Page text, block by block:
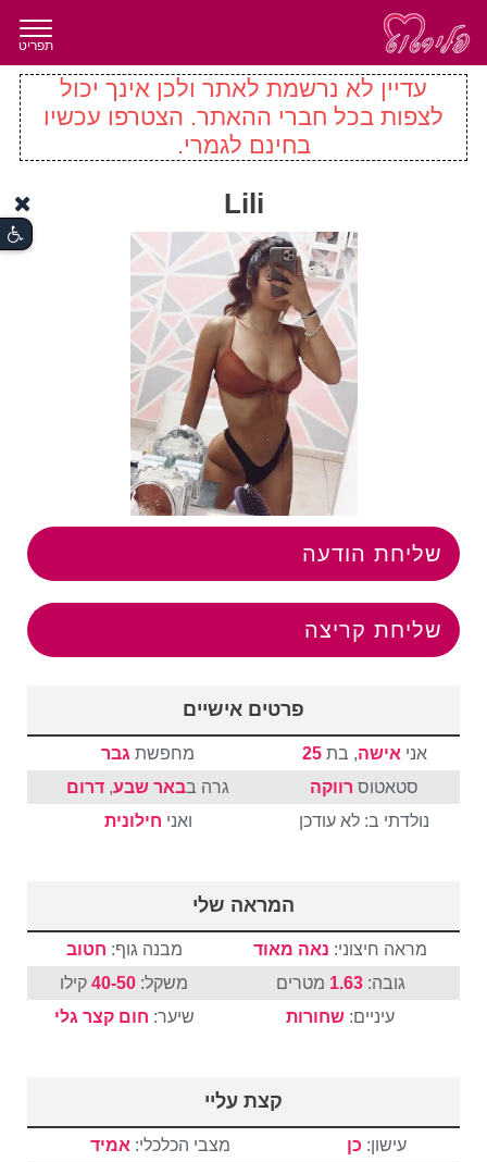
תפריט
עדיין לא נרשמת לאתר ולכן אינך יכול
לצפות בכל חברי ההאתר. הצטרפו עכשיו
בחינם לגמרי.
Lili
שליחת הודעה
שליחת קריצה
פרטים אישיים
אני אישה, בת25 מחפשת גבר
סטאטוס רווקה גרה בבאר שבע, דרום
נולדתי ב: לא עודכן
ואני חילונית
המראה שלי
מראה חיצוני: נאה מאוד מבנה גוף: חטוב
גובה:1.63 מטרים משקל: 40-50 קילו
עיניים: שחורות שיער: חום קצר גלי
קצת עליי
עישון: כן מצבי הכלכלי: אמיד